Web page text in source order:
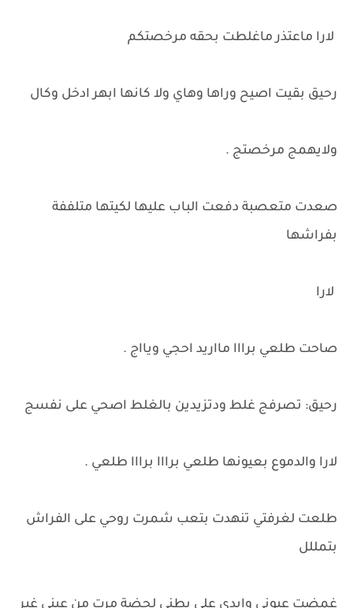
لارا ماعتذر ماغلطت بحقه مرخصتكم
رحيق بقيت اصيح وراها وهاي ولا كانها ابهر ادخل وكال
ولايهمج مرخصتج .
صعدت متعصبة دفعت الباب عليها لكيتها متلففة
بفراشها
لارا
صاحت طلعي برااا مااريد احجي ويااج .
رحيق: تصرفج غلط ودتزيدين بالغلط اصحي على نفسج
لارا والدموع بعيونها طلعي برااا برااا طلعي .
طلعت لغرفتي تنهدت بتعب شمرت روحي على الفراش
بتمللل
غمضت عيوني وايدي على بطني لحضة مرت من عيني غير